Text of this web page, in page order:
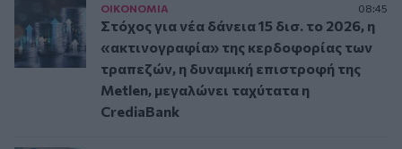
ΟΙΚΟΝΟΜΙΑ 08:45
Στόχος για νέα δάνεια 15 δισ. το 2026, η
«ακτινογραφία» της κερδοφορίας των
τραπεζών, η δυναμική επιστροφή της
Metlen, μεγαλώνει ταχύτατα η
CrediaBank